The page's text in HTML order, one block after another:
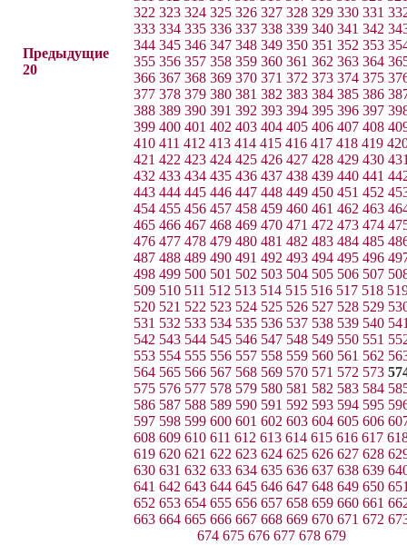
Предыдущие
20
322 323 324 325 326 327 328 329 330 331
333 334 335 336 337 338 339 340 341 342
344 345 346 347 348 349 350 351 352 353
355 356 357 358 359 360 361 362 363 364
366 367 368 369 370 371 372 373 374 375
377 378 379 380 381 382 383 384 385 386
388 389 390 391 392 393 394 395 396 397
399 400 401 402 403 404 405 406 407 408
410 411 412 413 414 415 416 417 418 419
421 422 423 424 425 426 427 428 429 430
432 433 434 435 436 437 438 439 440 441
443 444 445 446 447 448 449 450 451 452
454 455 456 457 458 459 460 461 462 463
465 466 467 468 469 470 471 472 473 474
476 477 478 479 480 481 482 483 484 485
487 488 489 490 491 492 493 494 495 496
498 499 500 501 502 503 504 505 506 507
509 510 511 512 513 514 515 516 517 518
520 521 522 523 524 525 526 527 528 529
531 532 533 534 535 536 537 538 539 540
542 543 544 545 546 547 548 549 550 551
553 554 555 556 557 558 559 560 561 562
564 565 566 567 568 569 570 571 572 573
575 576 577 578 579 580 581 582 583 584
586 587 588 589 590 591 592 593 594 595
597 598 599 600 601 602 603 604 605 606
608 609 610 611 612 613 614 615 616 617
619 620 621 622 623 624 625 626 627 628
630 631 632 633 634 635 636 637 638 639
641 642 643 644 645 646 647 648 649 650
652 653 654 655 656 657 658 659 660 661
663 664 665 666 667 668 669 670 671 672
674 675 676 677 678 679